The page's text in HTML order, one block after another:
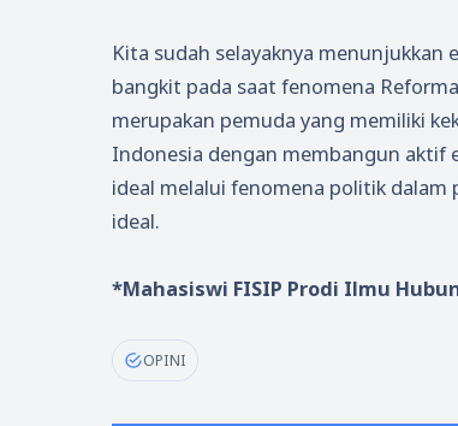
Kita sudah selayaknya
bangkit pada saat fenomena
merupakan pemuda yang memiliki
Indonesia dengan membangun aktif
ideal melalui fenomena politik dalam
ideal.
*Mahasiswi FISIP Prodi Ilmu
OPINI